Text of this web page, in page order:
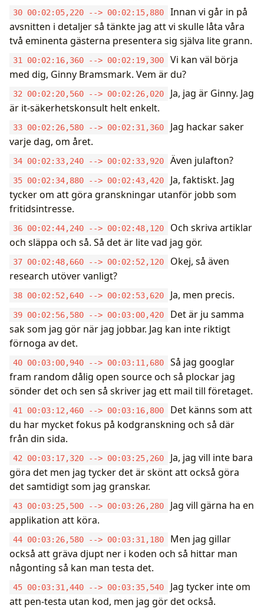
30 00:02:05,220 --> 00:02:15,880
Innan vi går in på
avsnitten i detaljer så tänkte jag att vi skulle låta våra
två eminenta gästerna presentera sig själva lite grann.
31 00:02:16,360 --> 00:02:19,300
Vi kan väl börja
med dig, Ginny Bramsmark. Vem är du?
32 00:02:20,560 --> 00:02:26,020
Ja, jag är Ginny. Jag
är it-säkerhetskonsult helt enkelt.
33 00:02:26,580 --> 00:02:31,360
Jag hackar saker
varje dag, om året.
34 00:02:33,240 --> 00:02:33,920 Även julafton?
35 00:02:34,880 --> 00:02:43,420
Ja, faktiskt. Jag
tycker om att göra granskningar utanför jobb som
fritidsintresse.
36 00:02:44,240 --> 00:02:48,120
Och skriva artiklar
och släppa och så. Så det är lite vad jag gör.
37 00:02:48,660 --> 00:02:52,120
Okej, så även
research utöver vanligt?
38 00:02:52,640 --> 00:02:53,620 Ja, men precis.
39 00:02:56,580 --> 00:03:00,420
Det är ju samma
sak som jag gör när jag jobbar. Jag kan inte riktigt
förnoga av det.
40 00:03:00,940 --> 00:03:11,680
Så jag googlar
fram random dålig open source och så plockar jag
sönder det och sen så skriver jag ett mail till företaget.
41 00:03:12,460 --> 00:03:16,800
Det känns som att
du har mycket fokus på kodgranskning och så där
från din sida.
42 00:03:17,320 --> 00:03:25,260
Ja, jag vill inte bara
göra det men jag tycker det är skönt att också göra
det samtidigt som jag granskar.
43 00:03:25,500 --> 00:03:26,280
Jag vill gärna ha en
applikation att köra.
44 00:03:26,580 --> 00:03:31,180
Men jag gillar
också att gräva djupt ner i koden och så hittar man
någonting så kan man testa det.
45 00:03:31,440 --> 00:03:35,540
Jag tycker inte om
att pen-testa utan kod, men jag gör det också.